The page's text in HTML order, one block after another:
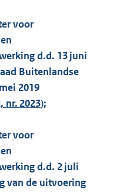
voor
d.d. 13 juni
Buitenlandse
2019
nr. 2023);
voor
d.d. 2 juli
van de uitvoering